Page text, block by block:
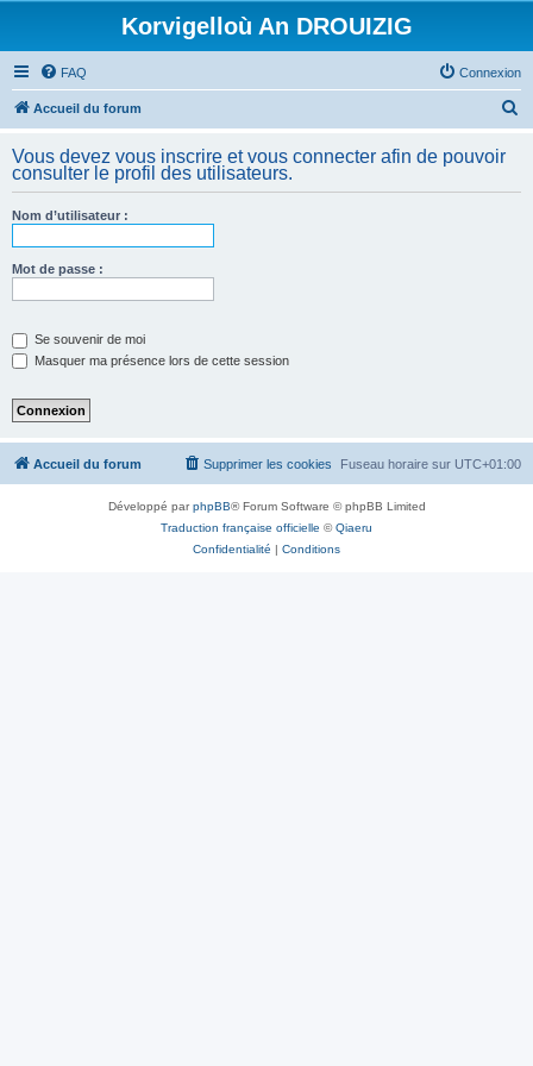
Korvigelloù An DROUIZIG
FAQ Connexion
Accueil du forum
h
Vous devez vous inscrire et vous connecter afin de pouvoir
consulter le profil des utilisateurs.
Nom d’utilisateur :
Mot de passe :
Se souvenir de moi
Masquer ma présence lors de cette session
Accueil du forum Fuseau horaire sur UTC+01:00
Supprimer les cookies
Développé parphpBB® Forum Software © phpBB Limited
Traduction française officielle ©Qiaeru
Confidentialité | Conditions